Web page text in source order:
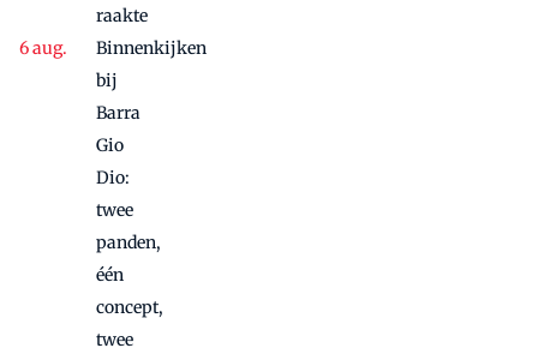
raakte
Binnenkijken
bij
Barra
Gio
Dio:
twee
panden,
één
concept,
twee